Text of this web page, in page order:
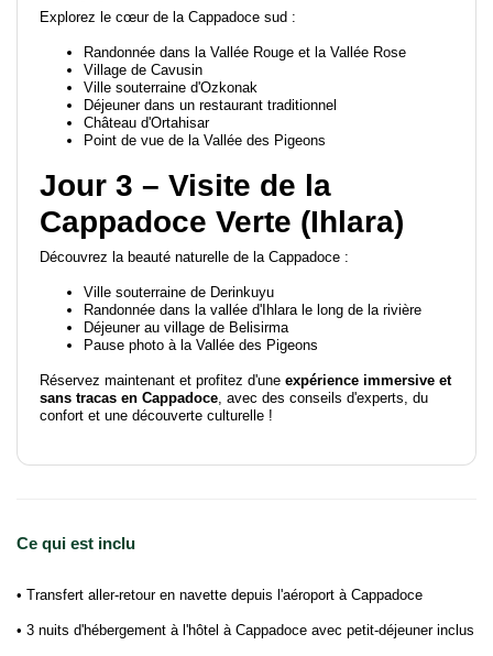
Explorez le cœur de la Cappadoce sud :
Randonnée dans la Vallée Rouge et la Vallée Rose
Village de Cavusin
Ville souterraine d'Ozkonak
Déjeuner dans un restaurant traditionnel
Château d'Ortahisar
Point de vue de la Vallée des Pigeons
Jour 3 – Visite de la
Cappadoce Verte (Ihlara)
Découvrez la beauté naturelle de la Cappadoce :
Ville souterraine de Derinkuyu
Randonnée dans la vallée d'Ihlara le long de la rivière
Déjeuner au village de Belisirma
Pause photo à la Vallée des Pigeons
Réservez maintenant et profitez d'une expérience immersive et
sans tracas en Cappadoce, avec des conseils d'experts, du
confort et une découverte culturelle !
Ce qui est inclu
• Transfert aller-retour en navette depuis l'aéroport à Cappadoce
• 3 nuits d'hébergement à l'hôtel à Cappadoce avec petit-déjeuner inclus